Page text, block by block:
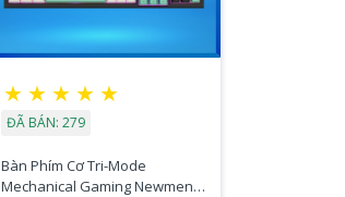
★ ★ ★ ★ ★
ĐÃ BÁN: 279
Bàn Phím Cơ Tri-Mode
Mechanical Gaming Newmen